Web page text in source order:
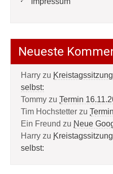
Neueste
Harry zu
selbst:
Tommy zu Termin
Tim Hochstetter zu
Ein Freund zu Neue
Harry zu
selbst: